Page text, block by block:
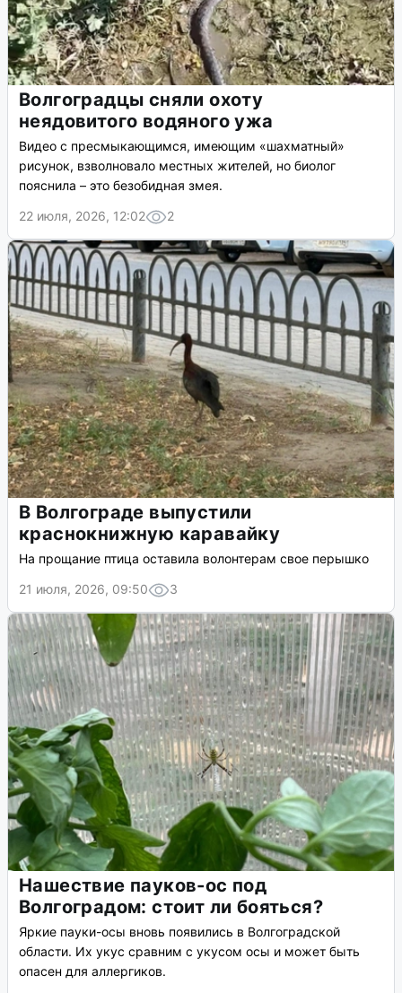
Волгоградцы сняли охоту
неядовитого водяного ужа
Видео с пресмыкающимся, имеющим «шахматный»
рисунок, взволновало местных жителей, но биолог
пояснила – это безобидная змея.
22 июля, 2026, 12:02
2
В Волгограде выпустили
краснокнижную каравайку
На прощание птица оставила волонтерам свое перышко
21 июля, 2026, 09:50
3
Нашествие пауков-ос под
Волгоградом: стоит ли бояться?
Яркие пауки-осы вновь появились в Волгоградской
области. Их укус сравним с укусом осы и может быть
опасен для аллергиков.